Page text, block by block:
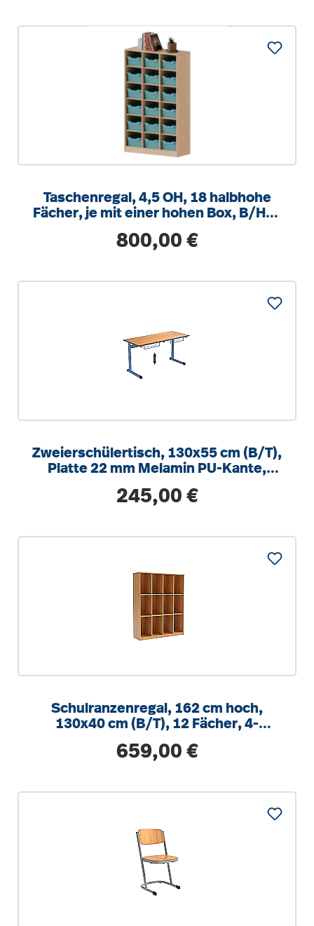
Taschenregal, 4,5 OH, 18 halbhohe
Fächer, je mit einer hohen Box, B/H/T
Regulärer Preis:
800,00 €
Zweierschülertisch, 130x55 cm (B/T),
Platte 22 mm Melamin PU-Kante,
Regulärer Preis:
245,00 €
Schulranzenregal, 162 cm hoch,
130x40 cm (B/T), 12 Fächer, 4-
Regulärer Preis:
659,00 €